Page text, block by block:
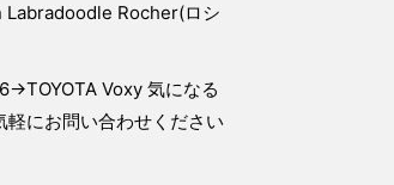
Labradoodle Rocher(ロシ
Voxy 気になる
軽にお問い合わせください